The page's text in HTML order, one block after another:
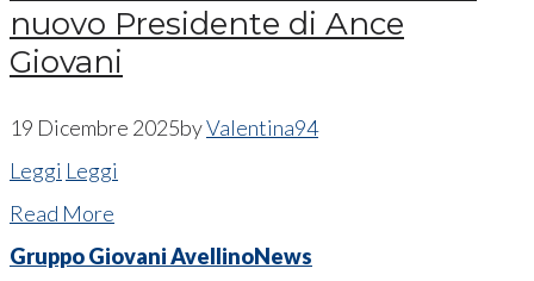
nuovo Presidente di Ance
Giovani
19 Dicembre 2025byValentina94
Leggi Leggi
Read More
Gruppo Giovani AvellinoNews